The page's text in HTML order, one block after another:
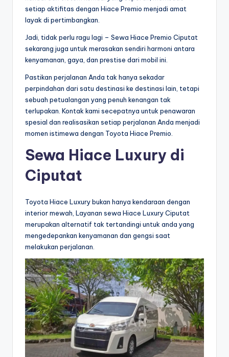
setiap aktifitas dengan Hiace Premio menjadi amat
layak di pertimbangkan.
Jadi, tidak perlu ragu lagi – Sewa Hiace Premio Ciputat
sekarang juga untuk merasakan sendiri harmoni antara
kenyamanan, gaya, dan prestise dari mobil ini.
Pastikan perjalanan Anda tak hanya sekadar
perpindahan dari satu destinasi ke destinasi lain, tetapi
sebuah petualangan yang penuh kenangan tak
terlupakan. Kontak kami secepatnya untuk penawaran
spesial dan realisasikan setiap perjalanan Anda menjadi
momen istimewa dengan Toyota Hiace Premio.
Sewa Hiace Luxury di
Ciputat
Toyota Hiace Luxury bukan hanya kendaraan dengan
interior mewah, Layanan sewa Hiace Luxury Ciputat
merupakan alternatif tak tertandingi untuk anda yang
mengedepankan kenyamanan dan gengsi saat
melakukan perjalanan.